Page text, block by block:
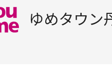
ゆめタウン